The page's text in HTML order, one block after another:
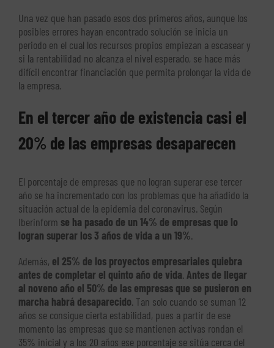
Una vez que han pasado esos dos primeros años, aunque los
posibles errores hayan encontrado solución se inicia un
periodo en el cual los recursos propios empiezan a escasear y
si la rentabilidad no alcanza el nivel esperado, se hace más
difícil encontrar financiación que permita prolongar la vida de
la empresa.
En el tercer año de existencia casi el
20% de las empresas desaparecen
El porcentaje de empresas que no logran superar ese tercer
año se ha incrementado con los problemas que ha añadido la
situación actual de la epidemia del coronavirus. Según
Iberinform se ha pasado de un 14% de empresas que lo
logran superar los 3 años de vida a un 19%.
Además, el 25% de los proyectos empresariales quiebra
antes de completar el quinto año de vida. Antes de llegar
al noveno año el 50% de las empresas que se pusieron en
marcha habrá desaparecido. Tan solo cuando se suman 12
años se consigue cierta estabilidad, pues a partir de ese
momento las empresas que se mantienen activas rondan el
35% inicial y a los 20 años ese porcentaje se sitúa cerca del